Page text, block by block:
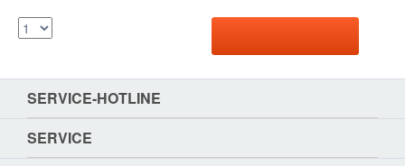
SERVICE-HOTLINE
SERVICE